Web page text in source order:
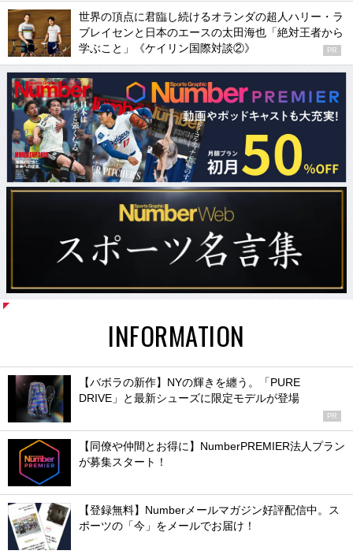
世界の頂点に君臨し続けるオランダの超人ハリー・ラ
ブレイセンと日本のエースの太田海也「絶対王者から
学ぶこと」《ケイリン国際対談②》
PR
INFORMATION
【バボラの新作】NYの輝きを纏う。「PURE
DRIVE」と最新シューズに限定モデルが登場
PR
【同僚や仲間とお得に】NumberPREMIER法人プラン
が募集スタート！
【登録無料】Numberメールマガジン好評配信中。ス
ポーツの「今」をメールでお届け！